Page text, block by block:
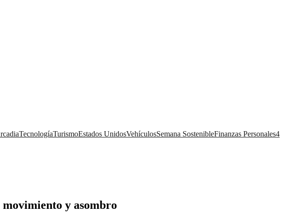
TecnologíaTurismoEstados UnidosVehículosSemana SostenibleFinanzas Personales4
movimiento y asombro